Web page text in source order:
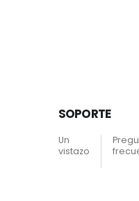
SOPORTE
Un
vistazo